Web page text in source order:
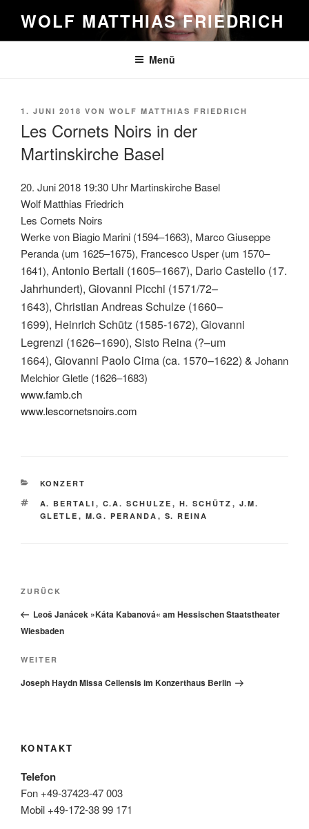
Inhalt
springen
WOLF MATTHIAS FRIEDRICH
Menü
VERÖFFENTLICHT
1. JUNI 2018 VON WOLF MATTHIAS FRIEDRICH
Les Cornets Noirs in der
Martinskirche Basel
20. Juni 2018 19:30 Uhr Martinskirche Basel
Wolf Matthias Friedrich
Les Cornets Noirs
Werke von Biagio Marini (1594–1663), Marco Giuseppe
Peranda (um 1625–1675), Francesco Usper (um 1570–
1641), Antonio Bertali (1605–1667), Dario Castello (17.
Jahrhundert), Giovanni Picchi (1571/72–
1643), Christian Andreas Schulze (1660–
1699), Heinrich Schütz (1585-1672), Giovanni
Legrenzi (1626–1690), Sisto Reina (?–um
1664), Giovanni Paolo Cima (ca. 1570–1622) & Johann
Melchior Gletle (1626–1683)
www.famb.ch
www.lescornetsnoirs.com
KATEGORIEN
KONZERT
SCHLAGWÖRTER
A. BERTALI , C.A. SCHULZE , H. SCHÜTZ , J.M.
GLETLE , M.G. PERANDA , S. REINA
Beitragsnavigation
Vorheriger
Beitrag
ZURÜCK
Leoš Janácek »Káta Kabanová« am Hessischen Staatstheater
Wiesbaden
Nächster
Beitrag
WEITER
Joseph Haydn Missa Cellensis im Konzerthaus Berlin
KONTAKT
Telefon
Fon +49-37423-47 003
Mobil +49-172-38 99 171